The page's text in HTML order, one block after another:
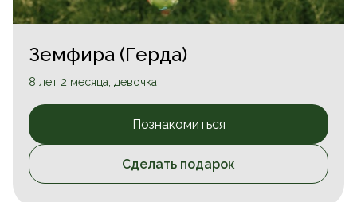
Земфира (Герда)
8 лет 2 месяца, девочка
Познакомиться
Сделать подарок